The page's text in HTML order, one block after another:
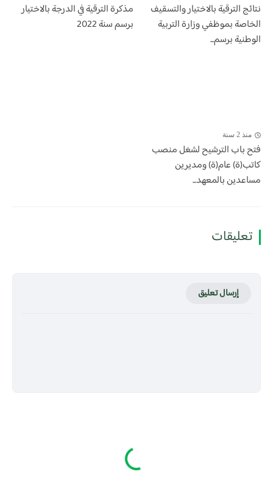
​نتائج الترقية بالاختيار والتسقيف
الخاصة بموظفي وزارة التربية
الوطنية برسم...
مذكرة الترقية في الدرجة بالاختيار
برسم سنة 2022
منذ 2 سنة
فتح باب الترشيح لشغل منصب
كاتب(ة) عام(ة) ومديرين
مساعدين بالمعهد...
تعليقات
إرسال تعليق